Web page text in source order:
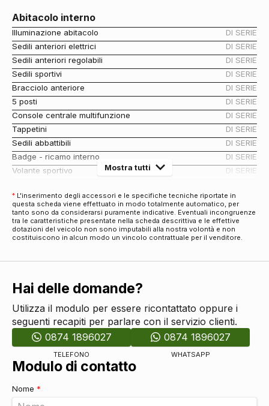
Abitacolo interno
Illuminazione abitacolo
DI SERIE
Sedili anteriori elettrici
DI SERIE
Sedili anteriori regolabili
DI SERIE
Sedili sportivi
DI SERIE
Bracciolo anteriore
DI SERIE
5 posti
DI SERIE
Console centrale multifunzione
DI SERIE
Tappetini
DI SERIE
Sedili abbattibili
DI SERIE
Badge - ricamo interno
DI SERIE
Volante sportivo
DI SERIE
Antifurti
Antifurto immobilizer
DI SERIE
Chiusura centralizzata
DI SERIE
Bulloni antifurto
DI SERIE
Audio e Telematica
Impianto audio con bluetooth
DI SERIE
Computer di bordo
DI SERIE
Radio digitale dab
DI SERIE
Cambio
Cambio automatico a 8 marce
Cerchi
Cerchi in lega da 19
Mostra tutti
* L'inserimento degli accessori e le specifiche tecniche riportate in
questa scheda viene effettuato in modo totalmente automatico, per
tanto sono da considerarsi puramente indicative. Eventuali incongruenze
tra le caratteristiche presentate nella scheda descrittiva e le effettive
dotazioni del veicolo non sono imputabili alla nostra volontà e non
costituiscono in alcun modo un vincolo contrattuale per il venditore.
Hai delle domande?
Utilizza il modulo per essere ricontattato oppure i
seguenti recapiti per parlare con il servizio clienti.
0874 1896027
TELEFONO
0874 1896027
WHATSAPP
Modulo di contatto
Nome *